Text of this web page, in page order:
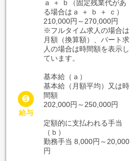

給与
ａ ＋ ｂ（固定残業代があ
る場合はａ ＋ ｂ ＋ ｃ）
210,000円～270,000円
※フルタイム求人の場合は
月額（換算額）、パート求
人の場合は時間額を表示し
ています。
基本給（ａ）
基本給（月額平均）又は時
間額
202,000円～250,000円
定額的に支払われる手当
（ｂ）
勤務手当 8,000円～20,000
円